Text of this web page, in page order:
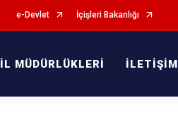
e-Devlet İçişleri Bakanlığı
İL MÜDÜRLÜKLERİ İLETİŞİM